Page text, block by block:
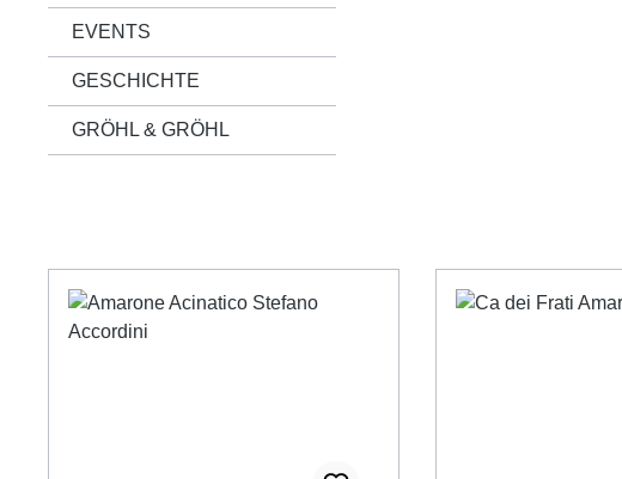
EVENTS
GESCHICHTE
GRÖHL & GRÖHL